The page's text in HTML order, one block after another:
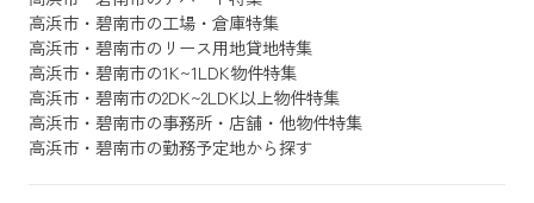
高浜市・碧南市の工場・倉庫特集
高浜市・碧南市のリース用地貸地特集
高浜市・碧南市の1K~1LDK物件特集
高浜市・碧南市の2DK~2LDK以上物件特集
高浜市・碧南市の事務所・店舗・他物件特集
高浜市・碧南市の勤務予定地から探す